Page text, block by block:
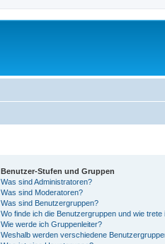
Benutzer-Stufen und Gruppen
Was sind Administratoren?
Was sind Moderatoren?
Was sind Benutzergruppen?
Wo finde ich die Benutzergruppen und wie trete
Wie werde ich Gruppenleiter?
Weshalb werden verschiedene